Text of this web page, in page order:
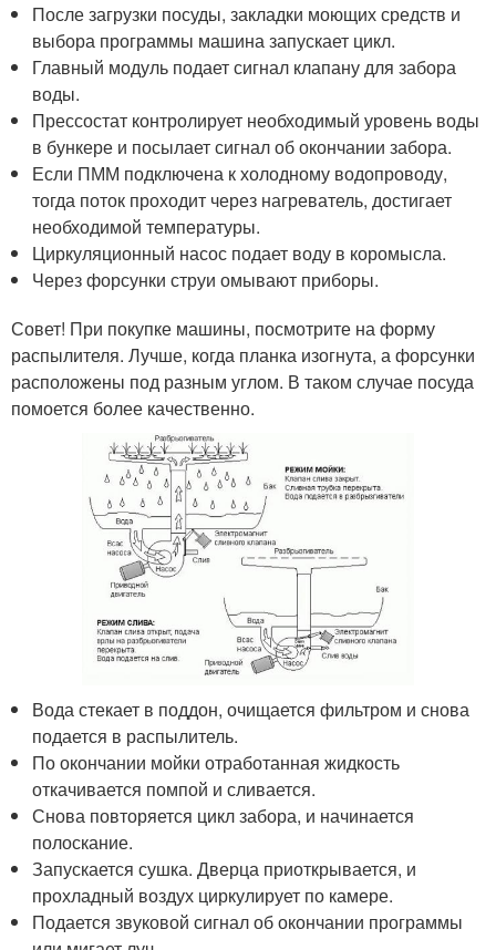
После загрузки посуды, закладки моющих средств и
выбора программы машина запускает цикл.
Главный модуль подает сигнал клапану для забора
воды.
Прессостат контролирует необходимый уровень воды
в бункере и посылает сигнал об окончании забора.
Если ПММ подключена к холодному водопроводу,
тогда поток проходит через нагреватель, достигает
необходимой температуры.
Циркуляционный насос подает воду в коромысла.
Через форсунки струи омывают приборы.
Совет! При покупке машины, посмотрите на форму
распылителя. Лучше, когда планка изогнута, а форсунки
расположены под разным углом. В таком случае посуда
помоется более качественно.
Вода стекает в поддон, очищается фильтром и снова
подается в распылитель.
По окончании мойки отработанная жидкость
откачивается помпой и сливается.
Снова повторяется цикл забора, и начинается
полоскание.
Запускается сушка. Дверца приоткрывается, и
прохладный воздух циркулирует по камере.
Подается звуковой сигнал об окончании программы